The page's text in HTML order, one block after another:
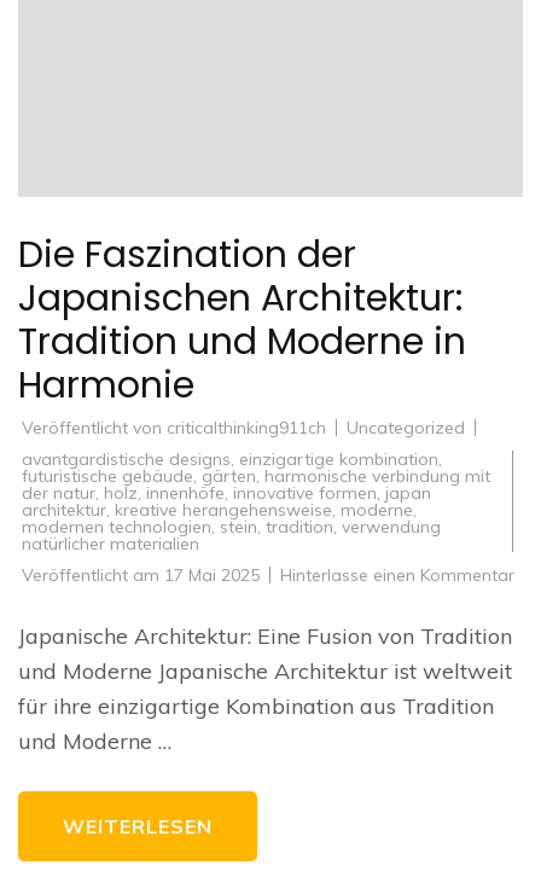
Die Faszination der
Japanischen Architektur:
Tradition und Moderne in
Harmonie
Veröffentlicht von criticalthinking911ch
Uncategorized
avantgardistische designs, einzigartige kombination,
futuristische gebäude, gärten, harmonische verbindung mit
der natur, holz, innenhöfe, innovative formen, japan
architektur, kreative herangehensweise, moderne,
modernen technologien, stein, tradition, verwendung
natürlicher materialien
Veröffentlicht am 17 Mai 2025 Hinterlasse einen Kommentarzu
Japanische Architektur: Eine Fusion von Tradition
und Moderne Japanische Architektur ist weltweit
für ihre einzigartige Kombination aus Tradition
und Moderne …
WEITERLESEN